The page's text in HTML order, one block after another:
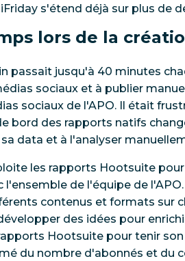
s'étend déjà sur plus de
lors de la
passait jusqu'à 40 minutes
sociaux et à publier
sociaux de l'APO. Il était
bord des rapports natifs
data et à l'analyser
les rapports Hootsuite
l'ensemble de l'équipe de
contenus et formats sur
des idées pour
Hootsuite pour tenir son
du nombre d'abonnés et du